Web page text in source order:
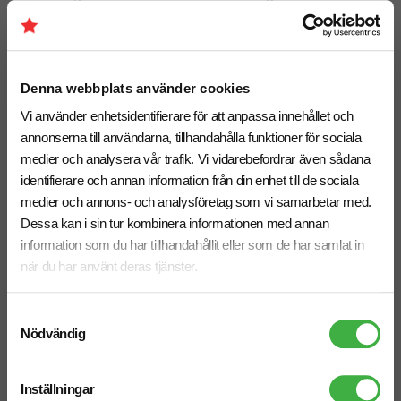
Denna webbplats använder cookies
Vi använder enhetsidentifierare för att anpassa innehållet och
annonserna till användarna, tillhandahålla funktioner för sociala
medier och analysera vår trafik. Vi vidarebefordrar även sådana
identifierare och annan information från din enhet till de sociala
medier och annons- och analysföretag som vi samarbetar med.
Dessa kan i sin tur kombinera informationen med annan
information som du har tillhandahållit eller som de har samlat in
när du har använt deras tjänster.
Nödvändig
Inställningar
fr. 54,00 kr inkl. moms
fr. 127,50 kr inkl. moms
Anteckningsbok Klassisk A5,